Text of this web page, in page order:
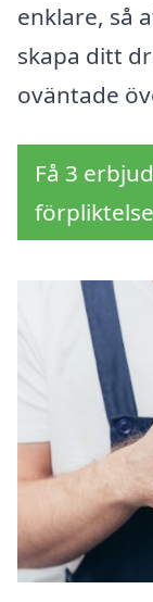
enklare, så
skapa ditt
oväntade
Få 3